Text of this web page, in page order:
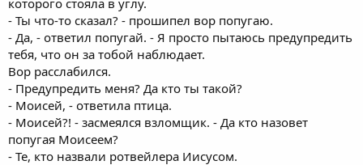
которого стояла в углу.
- Ты что-то сказал? - прошипел вор попугаю.
- Да, - ответил попугай. - Я просто пытаюсь предупредить
тебя, что он за тобой наблюдает.
Вор расслабился.
- Предупредить меня? Да кто ты такой?
- Моисей, - ответила птица.
- Моисей?! - засмеялся взломщик. - Да кто назовет
попугая Моисеем?
- Те, кто назвали ротвейлера Иисусом.